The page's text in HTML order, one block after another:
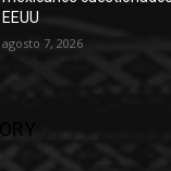
EEUU
agosto 7, 2026